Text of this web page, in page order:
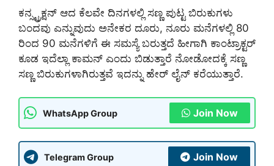
ಕನ್ಸ್ಟ್ರಕ್ಷನ್ ಆದ ಕೆಲವೇ ದಿನಗಳಲ್ಲಿ ಸಣ್ಣ ಪುಟ್ಟ ಬಿರುಕುಗಳು
ಬಂದವು ಎನ್ನುವುದು ಅನೇಕರ ದೂರು, ನೂರು ಮನೆಗಳಲ್ಲಿ 80
ರಿಂದ 90 ಮನೆಗಳಿಗೆ ಈ ಸಮಸ್ಯೆ ಬರುತ್ತದೆ ಹೀಗಾಗಿ ಕಾಂಟ್ರಾಕ್ಟರ್
ಕೂಡ ಇದೆಲ್ಲಾ ಕಾಮನ್ ಎಂದು ಬಿಡುತ್ತಾರೆ ನೋಡೋದಕ್ಕೆ ಸಣ್ಣ
ಸಣ್ಣ ಬಿರುಕುಗಳಾಗಿರುತ್ತವೆ ಇದನ್ನು ಹೇರ್ ಲೈನ್ ಕರೆಯುತ್ತಾರೆ.
WhatsApp Group Join Now
Telegram Group Join Now